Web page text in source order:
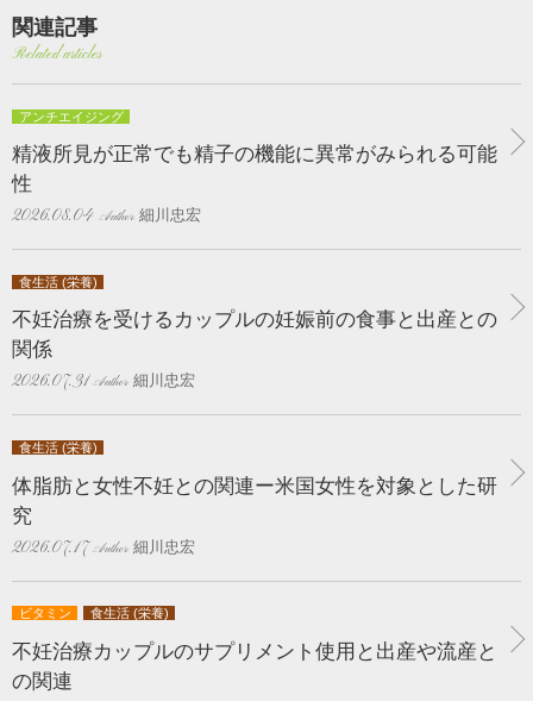
関連記事
Related articles
アンチエイジング
精液所見が正常でも精子の機能に異常がみられる可能
性
2026.08.04 細川忠宏
食生活 (栄養)
不妊治療を受けるカップルの妊娠前の食事と出産との
関係
2026.07.31 細川忠宏
食生活 (栄養)
体脂肪と女性不妊との関連ー米国女性を対象とした研
究
2026.07.17 細川忠宏
ビタミン 食生活 (栄養)
不妊治療カップルのサプリメント使用と出産や流産と
の関連